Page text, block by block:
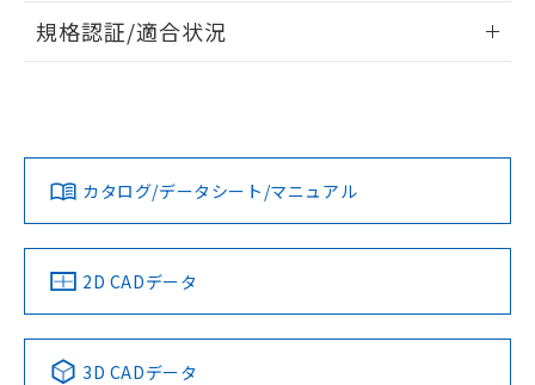
ログイン/会員登録
ダウンロードデータをご利用いただく前に、以下を必ずお読
みください。
ソフトウェアの使用条件
EU RoHS 注意事項・凡例
対応済み
中国 RoHS 注意事項・凡例
規格認証/適合状況
カタログ/データシート/マニュアル
2D CADデータ
3D CADデータ
欄に対応日を記載しておりました。
既に当社にて対応品への在庫切替を完了